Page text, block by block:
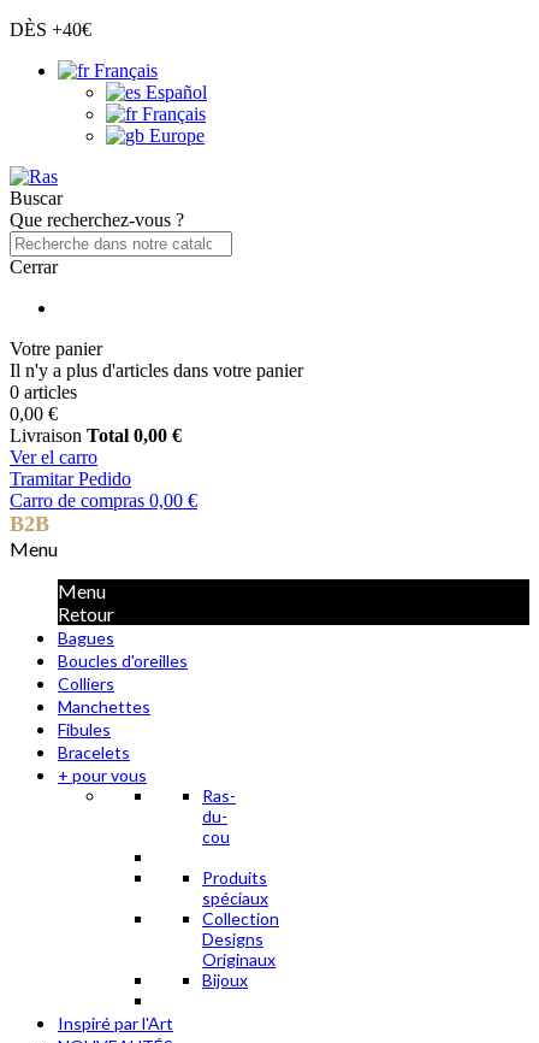
DÈS +40€
Français
Español
Français
Europe
Buscar
Que recherchez-vous ?
Cerrar
Votre panier
Il n'y a plus d'articles dans votre panier
0 articles
0,00 €
Livraison Total 0,00 €
Ver el carro
Tramitar Pedido
Carro de compras 0,00 €
B2B
Menu
Menu
Retour
Bagues
Boucles d'oreilles
Colliers
Manchettes
Fibules
Bracelets
+ pour vous
Ras-
du-
cou
Produits
spéciaux
Collection
Designs
Originaux
Bijoux
Inspiré par l'Art